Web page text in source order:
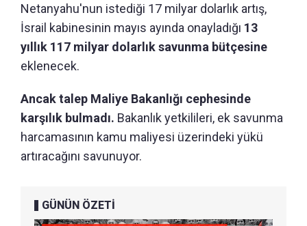
Netanyahu'nun istediği 17 milyar dolarlık artış,
İsrail kabinesinin mayıs ayında onayladığı 13
yıllık 117 milyar dolarlık savunma bütçesine
eklenecek.
Ancak talep Maliye Bakanlığı cephesinde
karşılık bulmadı. Bakanlık yetkilileri, ek savunma
harcamasının kamu maliyesi üzerindeki yükü
artıracağını savunuyor.
GÜNÜN ÖZETİ